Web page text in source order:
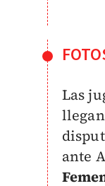
Las
ante